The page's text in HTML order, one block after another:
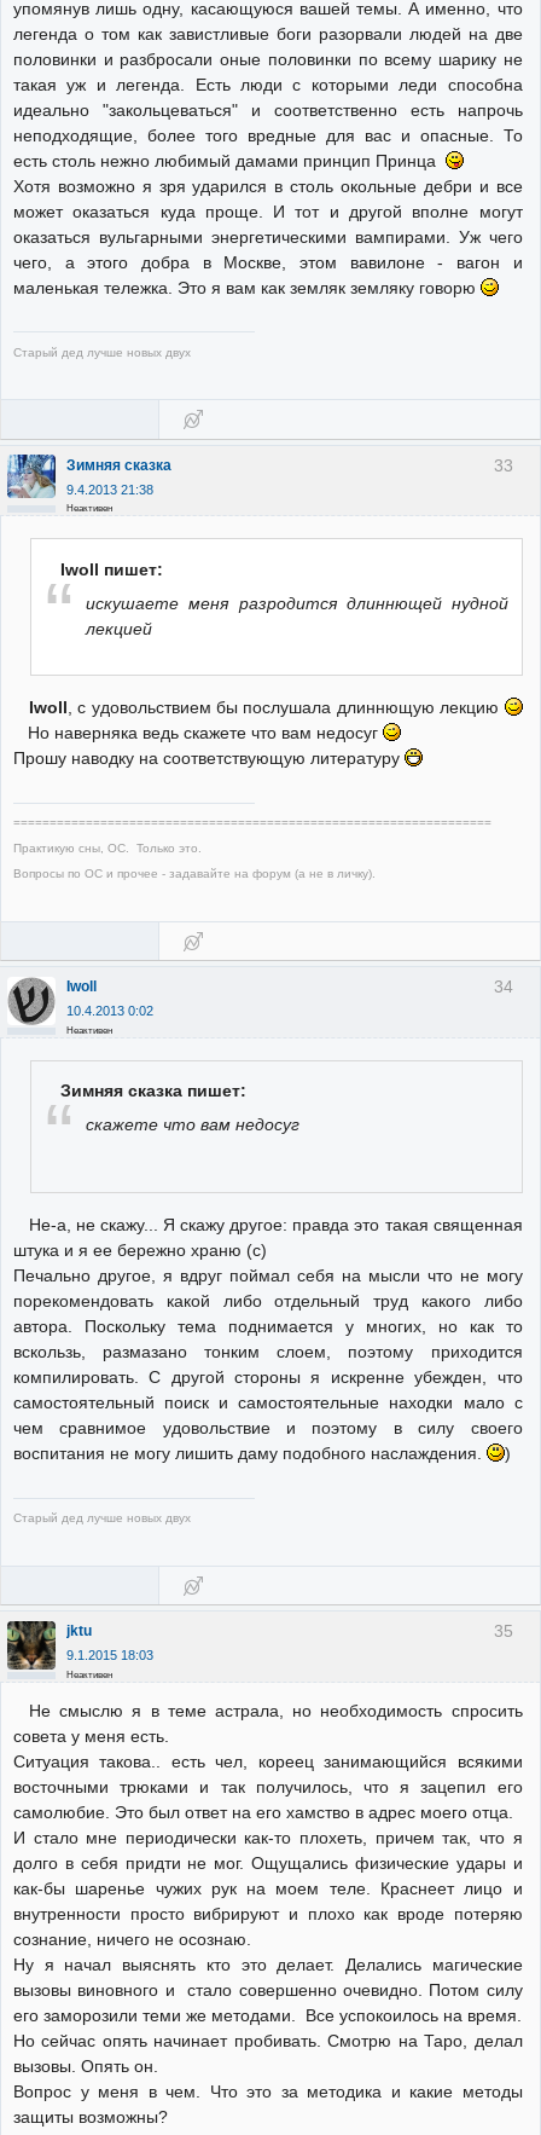
упомянув лишь одну, касающуюся вашей темы. А именно, что
легенда о том как завистливые боги разорвали людей на две
половинки и разбросали оные половинки по всему шарику не
такая уж и легенда. Есть люди с которыми леди способна
идеально "закольцеваться" и соответственно есть напрочь
неподходящие, более того вредные для вас и опасные. То
есть столь нежно любимый дамами принцип Принца
Хотя возможно я зря ударился в столь окольные дебри и все
может оказаться куда проще. И тот и другой вполне могут
оказаться вульгарными энергетическими вампирами. Уж чего
чего, а этого добра в Москве, этом вавилоне - вагон и
маленькая тележка. Это я вам как земляк земляку говорю
Старый дед лучше новых двух
33
Зимняя сказка
9.4.2013 21:38
Неактивен
Iwoll пишет:
искушаете меня разродится длиннющей нудной
лекцией
Iwoll , с удовольствием бы послушала длиннющую лекцию
Но наверняка ведь скажете что вам недосуг
Прошу наводку на соответствующую литературу
==================================================================
Практикую сны, ОС. Только это.
Вопросы по ОС и прочее - задавайте на форум (а не в личку).
34
Iwoll
10.4.2013 0:02
Неактивен
Зимняя сказка пишет:
скажете что вам недосуг
Не-а, не скажу... Я скажу другое: правда это такая священная
штука и я ее бережно храню (с)
Печально другое, я вдруг поймал себя на мысли что не могу
порекомендовать какой либо отдельный труд какого либо
автора. Поскольку тема поднимается у многих, но как то
вскользь, размазано тонким слоем, поэтому приходится
компилировать. С другой стороны я искренне убежден, что
самостоятельный поиск и самостоятельные находки мало с
чем сравнимое удовольствие и поэтому в силу своего
воспитания не могу лишить даму подобного наслаждения.
)
Старый дед лучше новых двух
35
jktu
9.1.2015 18:03
Неактивен
Не смыслю я в теме астрала, но необходимость спросить
совета у меня есть.
Ситуация такова.. есть чел, кореец занимающийся всякими
восточными трюками и так получилось, что я зацепил его
самолюбие. Это был ответ на его хамство в адрес моего отца.
И стало мне периодически как-то плохеть, причем так, что я
долго в себя придти не мог. Ощущались физические удары и
как-бы шаренье чужих рук на моем теле. Краснеет лицо и
внутренности просто вибрируют и плохо как вроде потеряю
сознание, ничего не осознаю.
Ну я начал выяснять кто это делает. Делались магические
вызовы виновного и стало совершенно очевидно. Потом силу
его заморозили теми же методами. Все успокоилось на время.
Но сейчас опять начинает пробивать. Смотрю на Таро, делал
вызовы. Опять он.
Вопрос у меня в чем. Что это за методика и какие методы
защиты возможны?